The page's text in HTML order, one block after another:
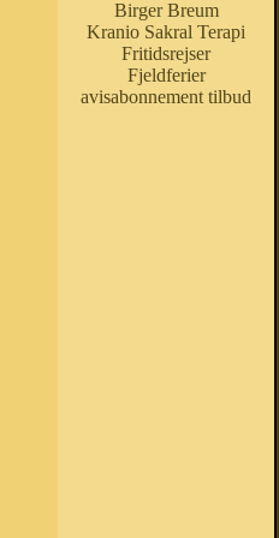
Birger Breum
Kranio Sakral Terapi
Fritidsrejser
Fjeldferier
avisabonnement tilbud